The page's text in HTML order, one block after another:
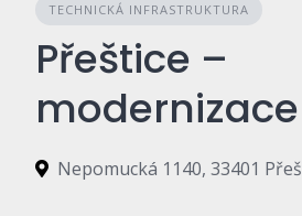
TECHNICKÁ INFRASTRUKTURA
Přeštice –